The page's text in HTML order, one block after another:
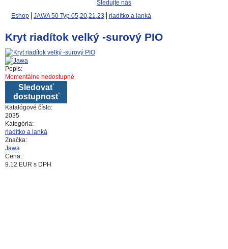
Sledujte nás
Eshop
JAWA 50 Typ 05,20,21,23 riadítko a lanká
Kryt riadítok velký -surový PIO
Popis:
Momentálne nedostupné
Sledovať
dostupnosť
Katalógové číslo:
2035
Kategória:
riadítko a lanká
Značka:
Jawa
Cena:
9.12 EUR s DPH